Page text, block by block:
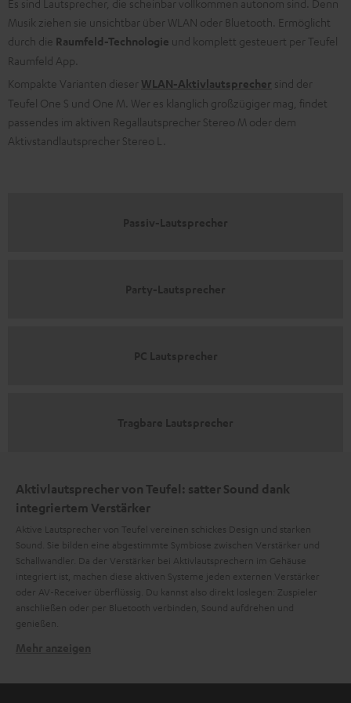
Es sind Lautsprecher, die scheinbar vollkommen autonom sind. Denn
Musik ziehen sie unsichtbar über WLAN oder Bluetooth. Ermöglicht
durch die Raumfeld-Technologie und komplett gesteuert per Teufel
Raumfeld App.
Kompakte Varianten dieser WLAN-Aktivlautsprecher sind der
Teufel One S und One M. Wer es klanglich großzügiger mag, findet
passendes im aktiven Regallautsprecher Stereo M oder dem
Aktivstandlautsprecher Stereo L.
Passiv-Lautsprecher
Party-Lautsprecher
PC Lautsprecher
Tragbare Lautsprecher
Aktivlautsprecher von Teufel: satter Sound dank
integriertem Verstärker
Aktive Lautsprecher von Teufel vereinen schickes Design und starken
Sound. Sie bilden eine abgestimmte Symbiose zwischen Verstärker und
Schallwandler. Da der Verstärker bei Aktivlautsprechern im Gehäuse
integriert ist, machen diese aktiven Systeme jeden externen Verstärker
oder AV-Receiver überflüssig. Du kannst also direkt loslegen: Zuspieler
anschließen oder per Bluetooth verbinden, Sound aufdrehen und
genießen.